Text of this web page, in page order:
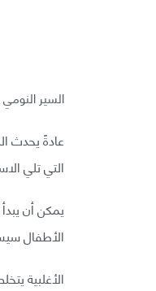
السير
عادةً يحدث
التي تلي
الأطفال
الأغلبية